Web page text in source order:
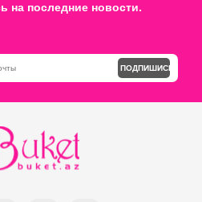
на последние новости.
ПОДПИШИСЬ